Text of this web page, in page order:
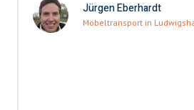
Jürgen Eberhardt
Möbeltransport in